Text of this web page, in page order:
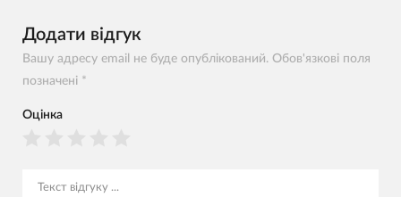
Додати відгук
Вашу адресу email не буде опублікований. Обов'язкові поля
позначені *
Оцінка